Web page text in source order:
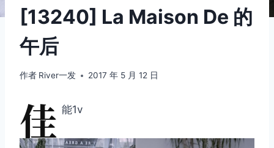
[13240] La Maison De 的
午后
作者 River一发 2017 年 5 月 12 日
佳 能1v